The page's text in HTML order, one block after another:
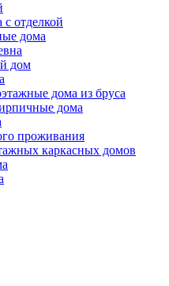
отделкой
дома
дом
дома из бруса
дома
проживания
каркасных домов